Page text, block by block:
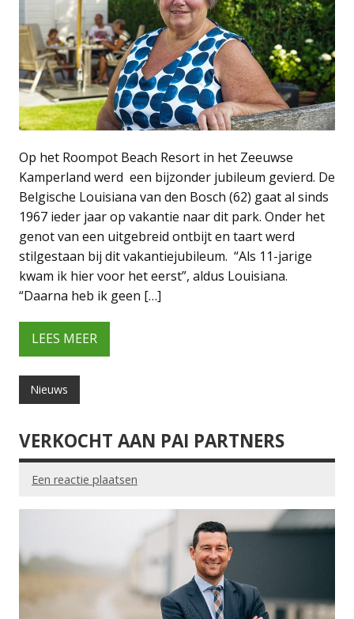
Op het Roompot Beach Resort in het Zeeuwse
Kamperland werd een bijzonder jubileum gevierd. De
Belgische Louisiana van den Bosch (62) gaat al sinds
1967 ieder jaar op vakantie naar dit park. Onder het
genot van een uitgebreid ontbijt en taart werd
stilgestaan bij dit vakantiejubileum. “Als 11-jarige
kwam ik hier voor het eerst”, aldus Louisiana.
“Daarna heb ik geen […]
LEES MEER
Nieuws
VERKOCHT AAN PAI PARTNERS
Een reactie plaatsen